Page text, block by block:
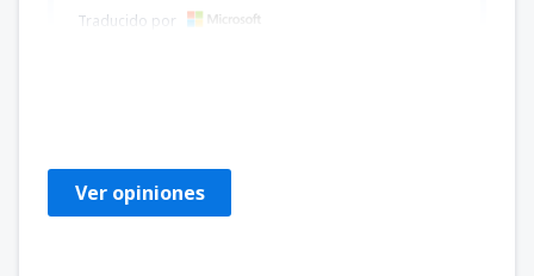
Traducido por
Ver opiniones